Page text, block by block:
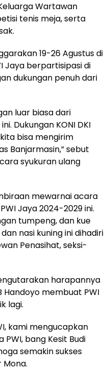
Wartawan
tenis meja, serta
19-26 Agustus di
Jaya berpartisipasi di
dukungan penuh dari
luar biasa dari
Dukungan KONI DKI
bisa mengirim
Banjarmasin,” sebut
syukuran ulang
mewarnai acara
Jaya 2024-2029 ini.
tumpeng, dan kue
nasi kuning ini dihadiri
Penasihat, seksi-
harapannya
membuat PWI
lagi.
kami mengucapkan
bang Kesit Budi
semakin sukses
Mona.